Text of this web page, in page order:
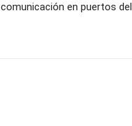
comunicación en puertos